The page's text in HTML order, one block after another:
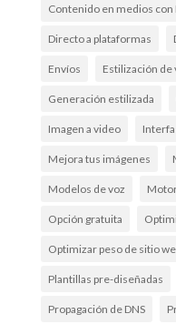
Contenido en medios con
Directo a plataformas
Envíos Estilización de
Generación estilizada
Imagen a video
Mejora tus imágenes
Modelos de voz
Opción gratuita
Optimizar peso de sitio
Plantillas pre-diseñadas
Propagación de DNS